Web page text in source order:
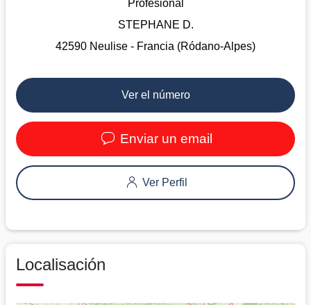
Profesional
STEPHANE D.
42590 Neulise - Francia (Ródano-Alpes)
Ver el número
Enviar un email
Ver Perfil
Localisación